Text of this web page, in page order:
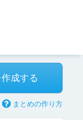
成する
まとめの作り方